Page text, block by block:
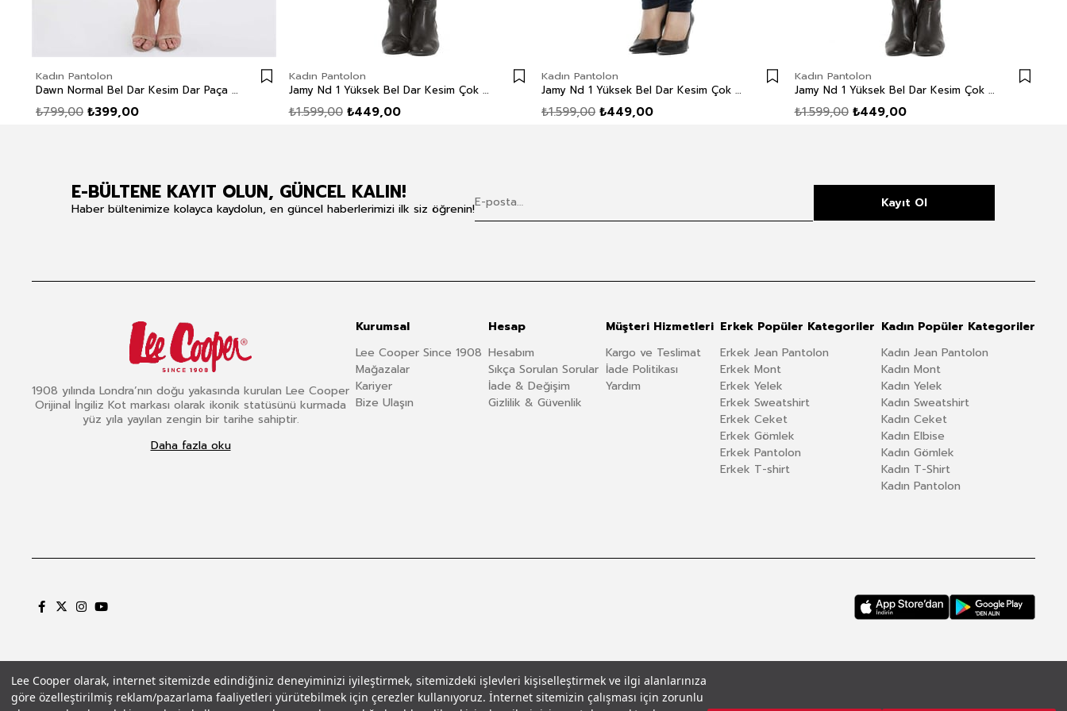
Lee Cooper olarak, internet sitemizde edindiğiniz deneyiminizi iyileştirmek, sitemizdeki işlevleri kişiselleştirmek ve ilgi alanlarınıza
göre özelleştirilmiş reklam/pazarlama faaliyetleri yürütebilmek için çerezler kullanıyoruz. İnternet sitemizin çalışması için zorunlu
Kadın Pantolon
Dawn Normal Bel Dar Kesim Dar Paça Kirmizi Kadın Pantolon
₺399,00
₺799,00
Kadın Pantolon
Jamy Nd 1 Yüksek Bel Dar Kesim Çok Dar Paça Yeşil Kadın Pantolon
₺449,00
₺1.599,00
Kadın Pantolon
Jamy Nd 1 Yüksek Bel Dar Kesim Çok Dar Paça Petrol Kadın Pantolon
₺449,00
₺1.599,00
Kadın Pantolon
Jamy Nd 1 Yüksek Bel Dar Kesim Çok Dar Paça Bordo Kadın Pantolon
₺449,00
₺1.599,00
E-BÜLTENE KAYIT OLUN, GÜNCEL KALIN!
Haber bültenimize kolayca kaydolun, en güncel haberlerimizi ilk siz öğrenin! Kayıt Ol
1908 yılında Londra’nın doğu yakasında kurulan Lee Cooper
Orijinal İngiliz Kot markası olarak ikonik statüsünü kurmada
yüz yıla yayılan zengin bir tarihe sahiptir.
Daha fazla oku
Kurumsal
Lee Cooper Since 1908
Mağazalar
Kariyer
Bize Ulaşın
Hesap
Hesabım
Sıkça Sorulan Sorular
İade & Değişim
Gizlilik & Güvenlik
Müşteri Hizmetleri
Kargo ve Teslimat
İade Politikası
Yardım
Erkek Popüler Kategoriler
Erkek Jean Pantolon
Erkek Mont
Erkek Yelek
Erkek Sweatshirt
Erkek Ceket
Erkek Gömlek
Erkek Pantolon
Erkek T-shirt
Kadın Popüler Kategoriler
Kadın Jean Pantolon
Kadın Mont
Kadın Yelek
Kadın Sweatshirt
Kadın Ceket
Kadın Elbise
Kadın Gömlek
Kadın T-Shirt
Kadın Pantolon
Gizlilik PolitikasıÇerez PolitikasıKVKK Aydınlatma MetniŞartlar ve Koşullar© 2026 Leecooper - Tüm Hakları Saklıdır.